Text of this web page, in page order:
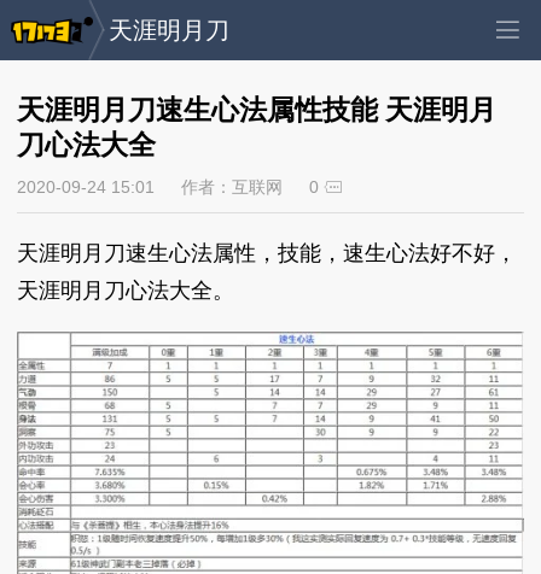
天涯明月刀
天涯明月刀速生心法属性技能 天涯明月
刀心法大全
2020-09-24 15:01 作者：互联网 0
天涯明月刀速生心法属性，技能，速生心法好不好，
天涯明月刀心法大全。